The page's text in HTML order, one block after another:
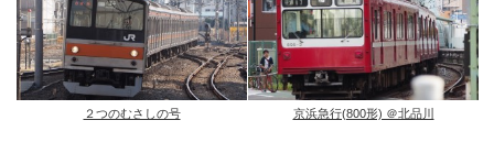
２つのむさしの号 京浜急行(800形) ＠北品川